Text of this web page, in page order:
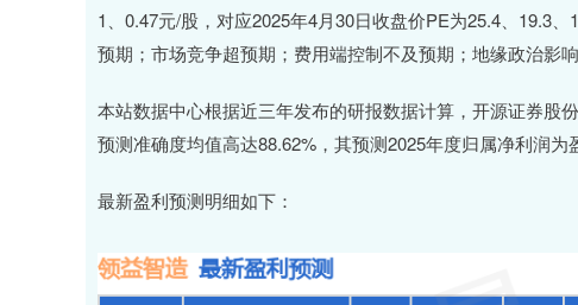
1、0.47元/股，对应2025年4月30日收盘价PE为25.4、
预期；市场竞争超预期；费用端控制不及预期；地缘政治影响
本站数据中心根据近三年发布的研报数据计算，开源证券股
预测准确度均值高达88.62%，其预测2025年度归属净利润为
最新盈利预测明细如下：